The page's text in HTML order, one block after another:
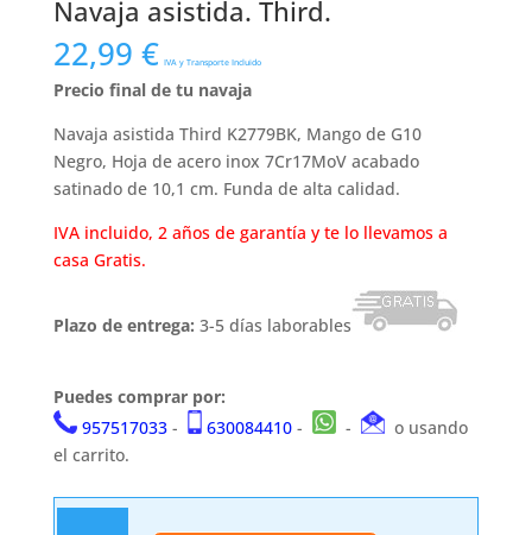
Navaja asistida. Third.
22,99 € IVA y Transporte Incluido
Precio final de tu navaja
Navaja asistida Third K2779BK, Mango de G10
Negro, Hoja de acero inox 7Cr17MoV acabado
satinado de 10,1 cm. Funda de alta calidad.
IVA incluido, 2 años de garantía y te lo llevamos a
casa Gratis.
Plazo de entrega: 3-5 días laborables
Puedes comprar por:
957517033- 630084410- -
o usando
el carrito.